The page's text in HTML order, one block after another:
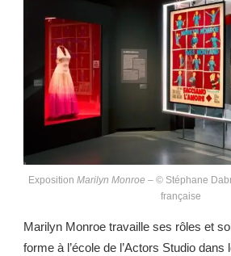
Exposition Marilyn Monroe – © Stéphane
française
Marilyn Monroe travaille ses rôles et
forme à l’école de l’Actors Studio